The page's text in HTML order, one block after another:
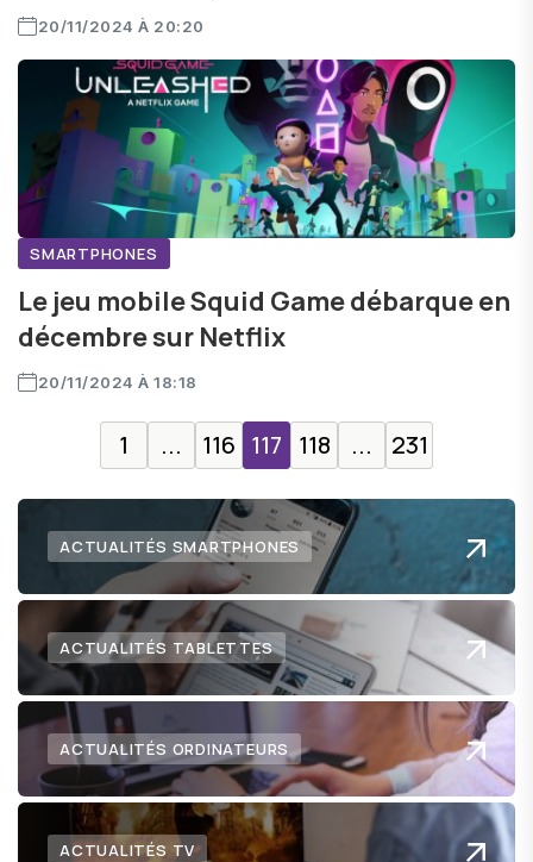
20/11/2024 À 20:20
SMARTPHONES
Le jeu mobile Squid Game débarque en
décembre sur Netflix
20/11/2024 À 18:18
1 ... 116 117 118 ... 231
ACTUALITÉS SMARTPHONES
ACTUALITÉS TABLETTES
ACTUALITÉS ORDINATEURS
ACTUALITÉS TV